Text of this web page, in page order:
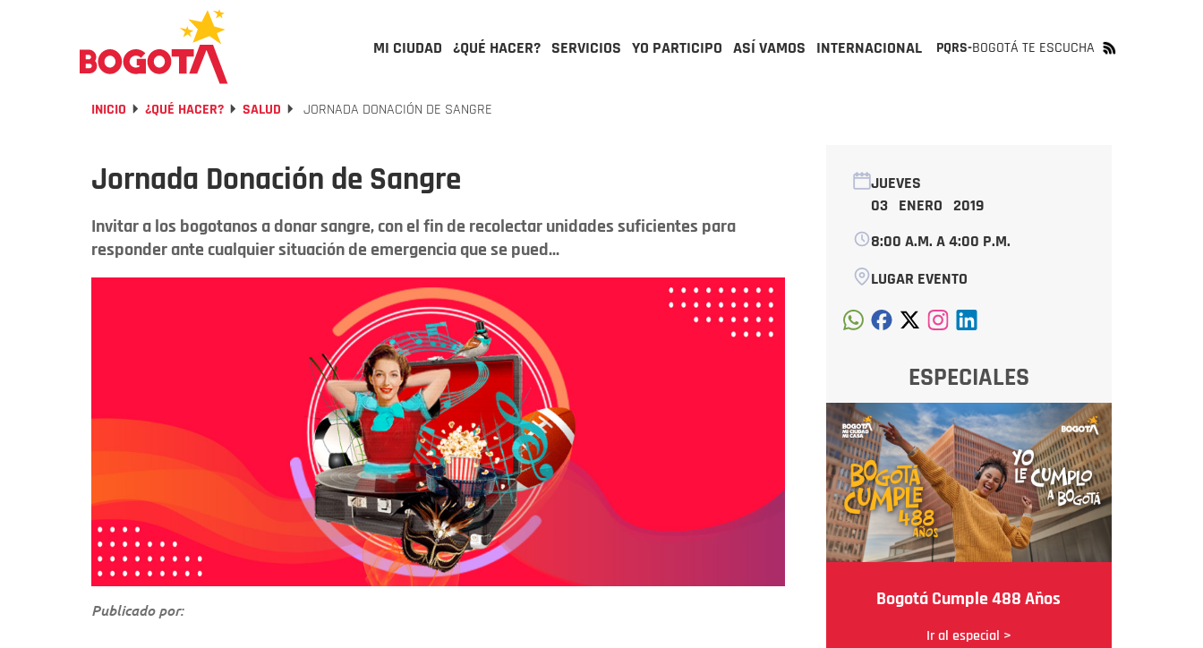
MI CIUDAD ¿QUÉ HACER? SERVICIOS YO PARTICIPO ASÍ VAMOS INTERNACIONAL PQRS-BOGOTÁ TE ESCUCHA
INICIO ¿QUÉ HACER? SALUD JORNADA DONACIÓN DE SANGRE
Jornada Donación de Sangre
Invitar a los bogotanos a donar sangre, con el fin de recolectar unidades suficientes para
responder ante cualquier situación de emergencia que se pued...
Publicado por:
JUEVES
03 ENERO 2019
8:00 A.M. A 4:00 P.M.
LUGAR EVENTO
ESPECIALES
Bogotá Cumple 488 Años
Ir al especial >